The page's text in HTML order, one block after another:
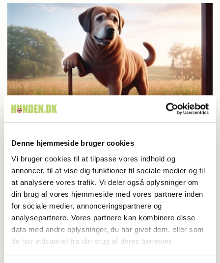
Denne hjemmeside bruger cookies
Vi bruger cookies til at tilpasse vores indhold og
annoncer, til at vise dig funktioner til sociale medier og til
at analysere vores trafik. Vi deler også oplysninger om
din brug af vores hjemmeside med vores partnere inden
for sociale medier, annonceringspartnere og
analysepartnere. Vores partnere kan kombinere disse
data med andre oplysninger, du har givet dem, eller som
de har indsamlet fra din brug af deres tjenester.
Farvel til verdens ældste hund